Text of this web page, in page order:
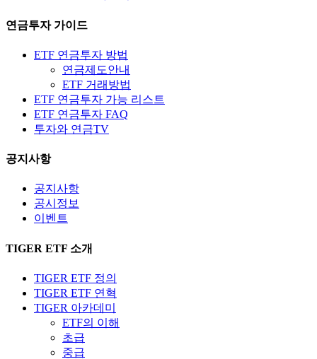
연금투자 가이드
ETF 연금투자 방법
연금제도안내
ETF 거래방법
ETF 연금투자 가능 리스트
ETF 연금투자 FAQ
투자와 연금TV
공지사항
공지사항
공시정보
이벤트
TIGER ETF 소개
TIGER ETF 정의
TIGER ETF 연혁
TIGER 아카데미
ETF의 이해
초급
중급